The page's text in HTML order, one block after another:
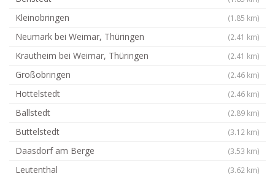
Kleinobringen (1.85 km)
Neumark bei Weimar, Thüringen (2.41 km)
Krautheim bei Weimar, Thüringen (2.41 km)
Großobringen (2.46 km)
Hottelstedt (2.46 km)
Ballstedt (2.89 km)
Buttelstedt (3.12 km)
Daasdorf am Berge (3.53 km)
Leutenthal (3.62 km)